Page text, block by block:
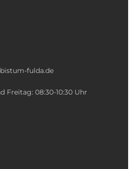
fulda.de
Freitag: 08:30-10:30 Uhr